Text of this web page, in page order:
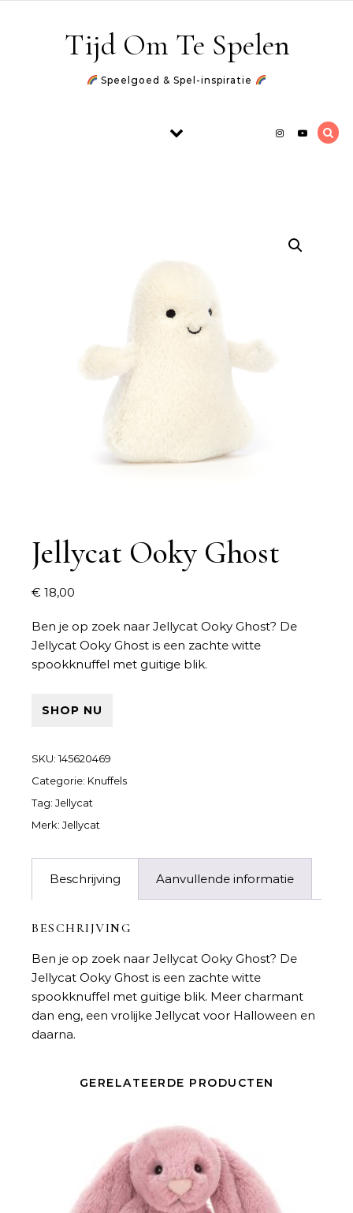
Tijd Om Te Spelen
Speelgoed & Spel-inspiratie
Jellycat Ooky Ghost
€ 18,00
Ben je op zoek naar Jellycat Ooky Ghost? De
Jellycat Ooky Ghost is een zachte witte
spookknuffel met guitige blik.
SHOP NU
SKU:145620469
Categorie: Knuffels
Tag: Jellycat
Merk: Jellycat
Beschrijving Aanvullende informatie
BESCHRIJVING
Ben je op zoek naar Jellycat Ooky Ghost? De
Jellycat Ooky Ghost is een zachte witte
spookknuffel met guitige blik. Meer charmant
dan eng, een vrolijke Jellycat voor Halloween en
daarna.
GERELATEERDE PRODUCTEN